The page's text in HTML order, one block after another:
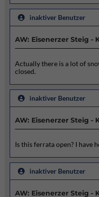
inaktiver Benutzer
AW: Eisenerzer Steig -
Actually there is a lot of
closed.
inaktiver Benutzer
AW: Eisenerzer Steig -
Is this ferrata open? I have
inaktiver Benutzer
AW: Eisenerzer Steig -